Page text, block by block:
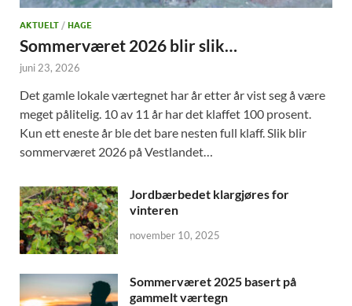
AKTUELT / HAGE
Sommerværet 2026 blir slik…
juni 23, 2026
Det gamle lokale værtegnet har år etter år vist seg å være
meget pålitelig. 10 av 11 år har det klaffet 100 prosent.
Kun ett eneste år ble det bare nesten full klaff. Slik blir
sommerværet 2026 på Vestlandet…
Jordbærbedet klargjøres for
vinteren
november 10, 2025
Sommerværet 2025 basert på
gammelt værtegn